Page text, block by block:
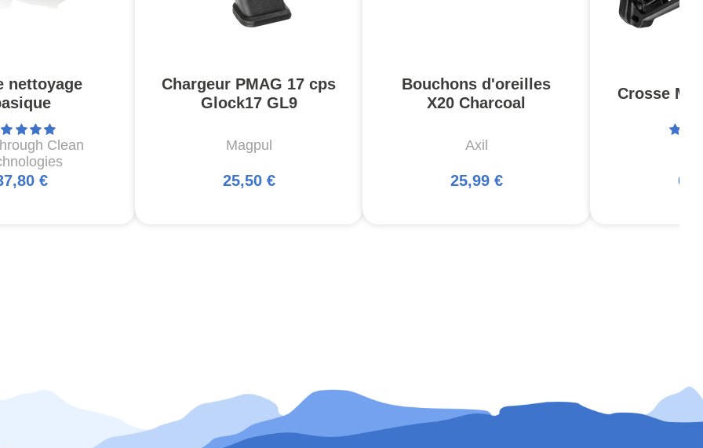
nettoyage
Clean
€
Chargeur PMAG 17 cps
Glock17 GL9
Magpul
25,50 €
Bouchons d'oreilles
X20 Charcoal
Axil
25,99 €
Crosse